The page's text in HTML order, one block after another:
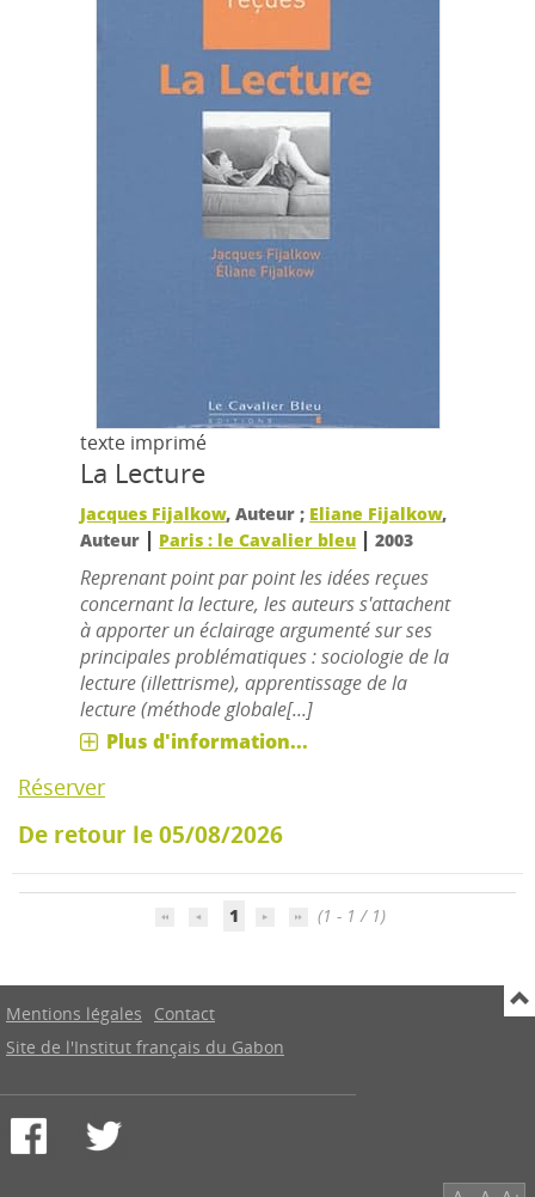
texte imprimé
La Lecture
Jacques Fijalkow, Auteur ; Eliane Fijalkow,
Auteur | Paris : le Cavalier bleu |2003
Reprenant point par point les idées reçues
concernant la lecture, les auteurs s'attachent
à apporter un éclairage argumenté sur ses
principales problématiques : sociologie de la
lecture (illettrisme), apprentissage de la
lecture (méthode globale[...]
Plus d'information...
Réserver
De retour le 05/08/2026
1 (1 - 1 / 1)
Mentions légales
Contact
Site de l'Institut français du Gabon